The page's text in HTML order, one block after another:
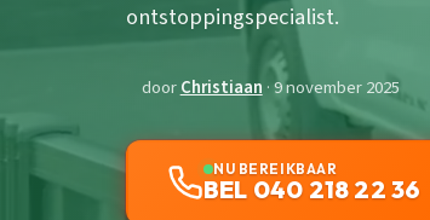
ontstoppingspecialist.
doorChristiaan · 9 november 2025
NU BEREIKBAAR
BEL 040 218 22 36